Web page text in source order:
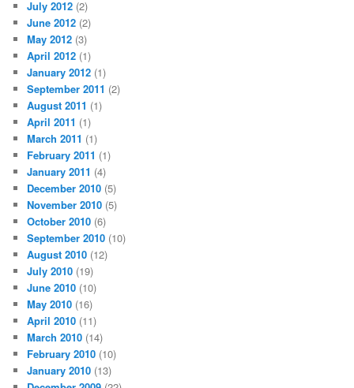
July 2012 (2)
June 2012 (2)
May 2012 (3)
April 2012 (1)
January 2012 (1)
September 2011 (2)
August 2011 (1)
April 2011 (1)
March 2011 (1)
February 2011 (1)
January 2011 (4)
December 2010 (5)
November 2010 (5)
October 2010 (6)
September 2010 (10)
August 2010 (12)
July 2010 (19)
June 2010 (10)
May 2010 (16)
April 2010 (11)
March 2010 (14)
February 2010 (10)
January 2010 (13)